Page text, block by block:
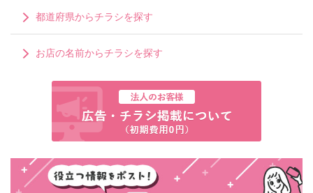
都道府県からチラシを探す
お店の名前からチラシを探す